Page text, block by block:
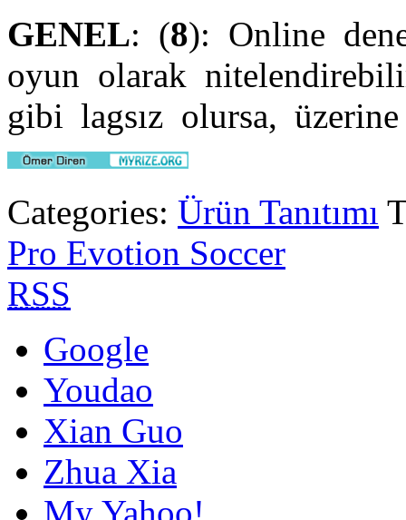
GENEL: (8): Online
oyun olarak
gibi lagsız olursa,
Categories: Ürün Tanıtımı
Pro Evotion Soccer
RSS
Google
Youdao
Xian Guo
Zhua Xia